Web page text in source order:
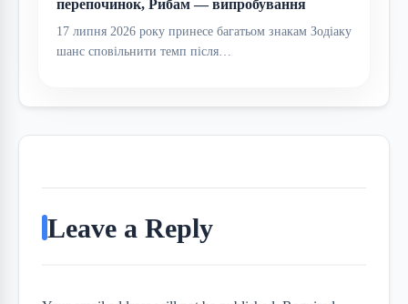
перепочинок, Рибам — випробування
17 липня 2026 року принесе багатьом знакам Зодіаку
шанс сповільнити темп після…
Leave a Reply